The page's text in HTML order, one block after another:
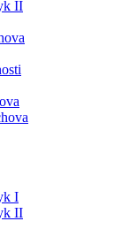
II
I
II